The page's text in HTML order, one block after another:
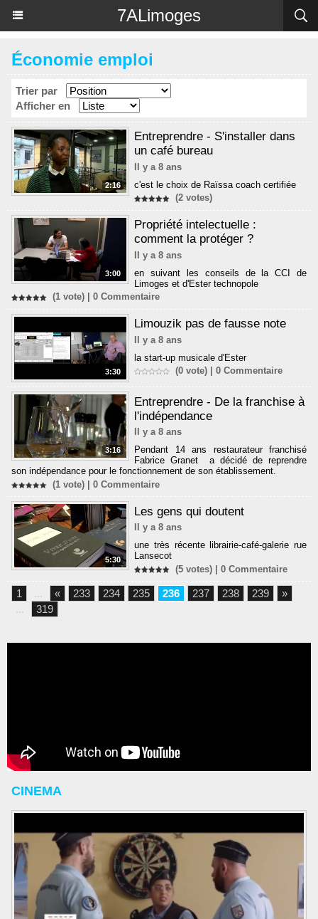
7ALimoges
Économie emploi
Trier par
Afficher en
2:16
Entreprendre - S'installer dans
un café bureau
Il y a 8 ans
c'est le choix de Raïssa coach certifiée
(2 votes)
3:00
Propriété intelectuelle :
comment la protéger ?
Il y a 8 ans
en suivant les conseils de la CCI de
Limoges et d'Ester technopole
(1 vote) | 0 Commentaire
3:30
Limouzik pas de fausse note
Il y a 8 ans
la start-up musicale d'Ester
(0 vote) |0 Commentaire
3:16
Entreprendre - De la franchise à
l'indépendance
Il y a 8 ans
Pendant 14 ans restaurateur franchisé
Fabrice Granet a décidé de reprendre
son indépendance pour le fonctionnement de son établissement.
(1 vote) | 0 Commentaire
5:30
Les gens qui doutent
Il y a 8 ans
une très récente librairie-café-galerie rue
Lansecot
(5 votes) |0 Commentaire
1 ... « 233 234 235 236 237 238 239
»
...
319
CINEMA